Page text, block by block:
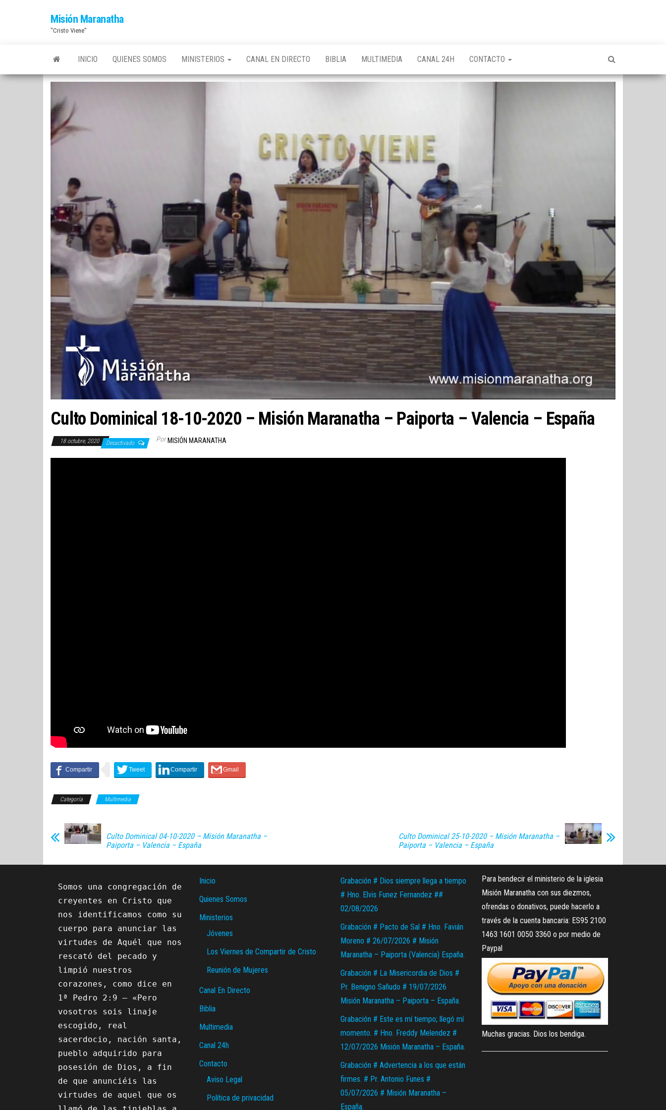
Misión Maranatha
"Cristo Viene"
INICIO QUIENES SOMOS MINISTERIOS CANAL EN DIRECTO BIBLIA MULTIMEDIA CANAL 24H CONTACTO
Culto Dominical 18-10-2020 – Misión Maranatha – Paiporta – Valencia – España
18 octubre, 2020 Desactivado Por MISIÓN MARANATHA
Categoría Multimedia
Culto Dominical 04-10-2020 – Misión Maranatha –
Paiporta – Valencia – España
Culto Dominical 25-10-2020 – Misión Maranatha –
Paiporta – Valencia – España
Somos una congregación de
creyentes en Cristo que
nos identificamos como su
cuerpo para anunciar las
virtudes de Aquél que nos
rescató del pecado y
limpió nuestros
corazones, como dice en
1ª Pedro 2:9 – «Pero
vosotros sois linaje
escogido, real
sacerdocio, nación santa,
pueblo adquirido para
posesión de Dios, a fin
de que anunciéis las
virtudes de aquel que os
Inicio
Quienes Somos
Ministerios
Jóvenes
Los Viernes de Compartir de Cristo
Reunión de Mujeres
Canal En Directo
Biblia
Multimedia
Canal 24h
Contacto
Aviso Legal
Política de privacidad
Grabación # Dios siempre llega a tiempo
# Hno. Elvis Funez Fernandez ##
02/08/2026
Grabación # Pacto de Sal # Hno. Favián
Moreno # 26/07/2026 # Misión
Maranatha – Paiporta (Valencia) España.
Grabación # La Misericordia de Dios #
Pr. Benigno Sañudo # 19/07/2026
Misión Maranatha – Paiporta – España.
Grabación # Este es mí tiempo; llegó mí
momento. # Hno. Freddy Melendez #
12/07/2026 Misión Maranatha – España.
Grabación # Advertencia a los que están
firmes. # Pr. Antonio Funes #
05/07/2026 # Misión Maranatha –
España.
Para bendecir el ministerio de la iglesia
Misión Maranatha con sus diezmos,
ofrendas o donativos, puede hacerlo a
través de la cuenta bancaria: ES95 2100
1463 1601 0050 3360 o por medio de
Paypal
Muchas gracias. Dios los bendiga.